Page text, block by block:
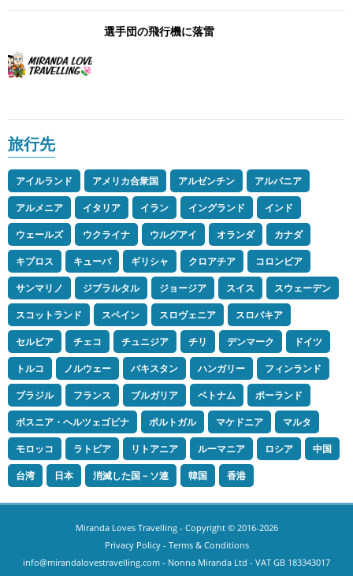
選手団の飛行機に落雷
旅行先
アイルランド アメリカ合衆国 アルゼンチン
アルバニア
アルメニア
イタリア イラン イングランド
インド
ウェールズ
ウクライナ ウルグアイ オランダ
カナダ
キプロス
キューバ ギリシャ クロアチア
コロンビア
サンマリノ
ジブラルタル ジョージア スイス
スウェーデン
スコットランド
スペイン スロヴェニア
スロバキア
セルビア
チェコ チュニジア チリ デンマーク
ドイツ
トルコ
ノルウェー パキスタン ハンガリー
フィンランド
ブラジル
フランス ブルガリア ベトナム
ポーランド
ボスニア・ヘルツェゴビナ
ポルトガル マケドニア
マルタ
モロッコ
ラトビア リトアニア ルーマニア ロシア
中国
台湾
日本 消滅した国－ソ連 韓国 香港
Miranda Loves Travelling- Copyright © 2016-2026
Privacy Policy- Terms & Conditions
info@mirandalovestravelling.com - Nonna Miranda Ltd - VAT GB 183343017